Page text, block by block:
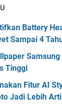
Battery
Sampai 4
Tinggi
Fitur AI
Jadi Lebih